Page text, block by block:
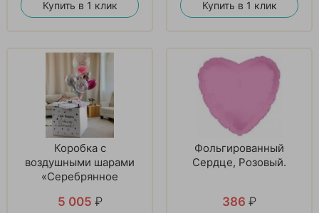
Купить в 1 клик Купить в 1 клик
Коробка с
воздушными шарами
«Серебрянное
5 005 ₽
Фольгированный
Сердце, Розовый.
386 ₽